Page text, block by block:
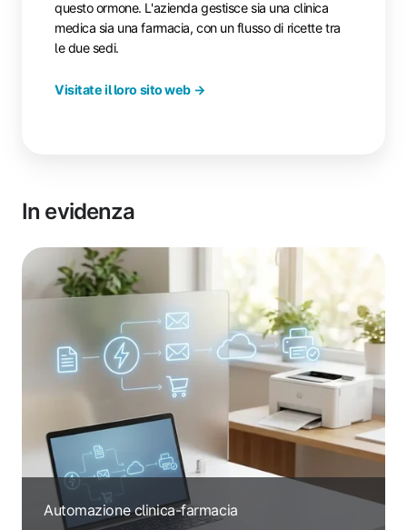
questo ormone. L'azienda gestisce sia una clinica
medica sia una farmacia, con un flusso di ricette tra
le due sedi.
Visitate il loro sito web →
In evidenza
Automazione clinica-farmacia